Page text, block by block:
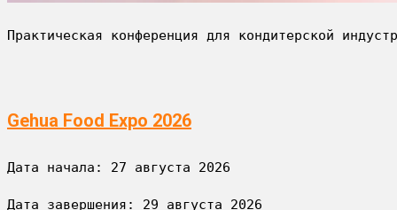
Практическая конференция для кондитерской
Gehua Food Expo 2026
Дата начала: 27 августа 2026
Дата завершения: 29 августа 2026